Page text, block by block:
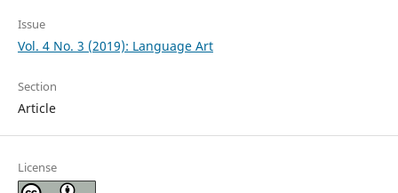
Issue
Vol. 4 No. 3 (2019): Language Art
Section
Article
License